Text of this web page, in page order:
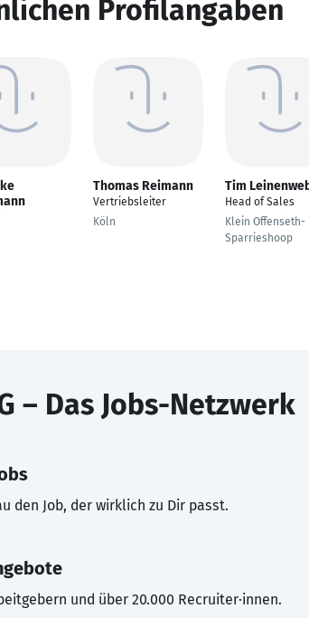
Profilangaben
Thomas Reimann
Vertriebsleiter
Köln
Tim
Head of Sales
Klein Offenseth-
Sparrieshoop
– Das Jobs-Netzwerk
den Job, der wirklich zu Dir passt.
und über 20.000 Recruiter·innen.